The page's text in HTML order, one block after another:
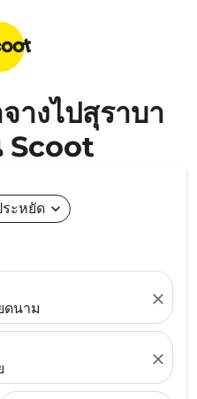
างไปสุราบา
Scoot
ระหยัด expand_more
ดนาม
close
close